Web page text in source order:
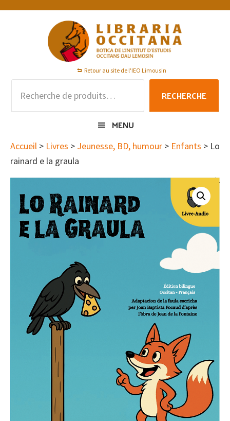
Passer
Passer
Passer
Retour au site de l'IEO Limousin
pour :
RECHERCHE
MENU
Accueil > Livres > Jeunesse, BD, humour > Enfants > Lo
rainard e la graula